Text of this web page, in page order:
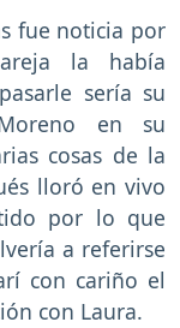
fue noticia por
la había
sería su
en su
cosas de la
lloró en vivo
por lo que
a referirse
con cariño el
con Laura.